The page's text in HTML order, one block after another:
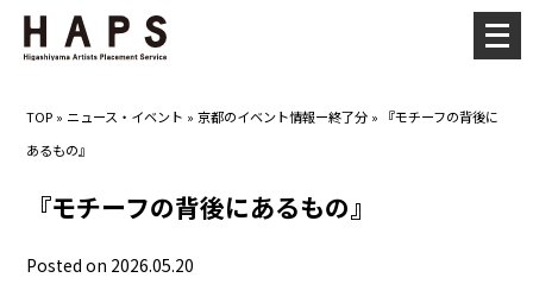
TOP » ニュース・イベント »京都のイベント情報ー終了分 »
『モチーフの背後に
あるもの』
『モチーフの背後にあるもの』
Posted on 2026.05.20
メ
ニ
ー